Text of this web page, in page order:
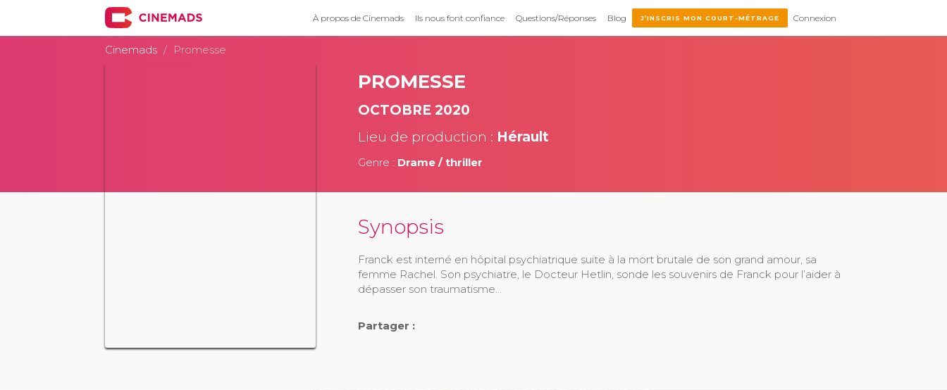
À propos de Cinemads Ils nous font confiance Questions/Réponses Blog J’INSCRIS MON COURT-MÉTRAGE Connexion
Cinemads Promesse
PROMESSE
OCTOBRE 2020
Lieu de production : Hérault
Genre : Drame / thriller
Synopsis
Franck est interné en hôpital psychiatrique suite à la mort brutale de son grand amour, sa
femme Rachel. Son psychiatre, le Docteur Hetlin, sonde les souvenirs de Franck pour l’aider à
dépasser son traumatisme...
Partager :